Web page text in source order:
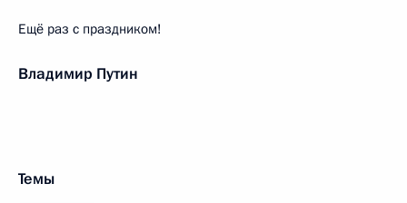
Ещё раз с праздником!
Владимир Путин
Темы